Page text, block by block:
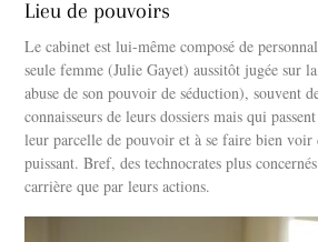
Lieu de pouvoirs
Le cabinet est lui-même composé de
seule femme (Julie Gayet) aussitôt jugée sur
abuse de son pouvoir de séduction), souvent
connaisseurs de leurs dossiers mais qui
leur parcelle de pouvoir et à se faire bien voir
puissant. Bref, des technocrates plus
carrière que par leurs actions.